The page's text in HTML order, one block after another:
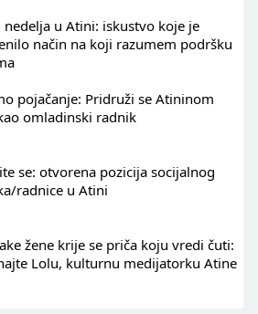
nedelja u Atini: iskustvo koje je
način na koji razumem podršku
pojačanje: Pridruži se Atininom
omladinski radnik
se: otvorena pozicija socijalnog
radnice u Atini
žene krije se priča koju vredi čuti:
Lolu, kulturnu medijatorku Atine